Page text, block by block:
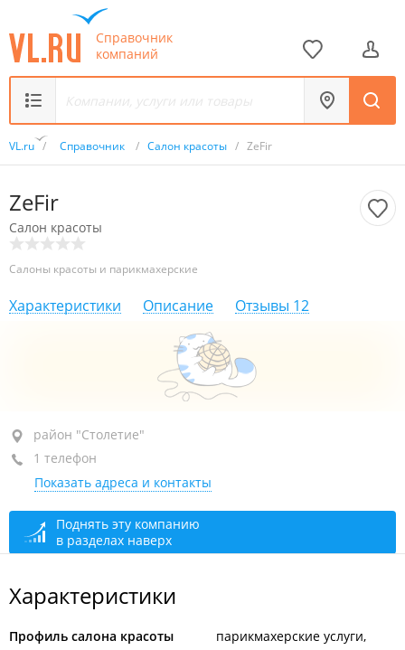
Справочник
компаний
VL.ru / Справочник / Салон красоты / ZeFir
ZeFir
Салон красоты
Салоны красоты и парикмахерские
Характеристики Описание Отзывы 12
район "Столетие", пр-т 100-летия Владивостока, 42А
ТЦ "Искра", 4-й этаж, пав. 103
+7 902 488-39-68
По предварительной записи
район "Столетие"
1 телефон
Показать адреса и контакты
Поднять эту компанию
в разделах наверх
Характеристики
Профиль салона красоты
парикмахерские услуги